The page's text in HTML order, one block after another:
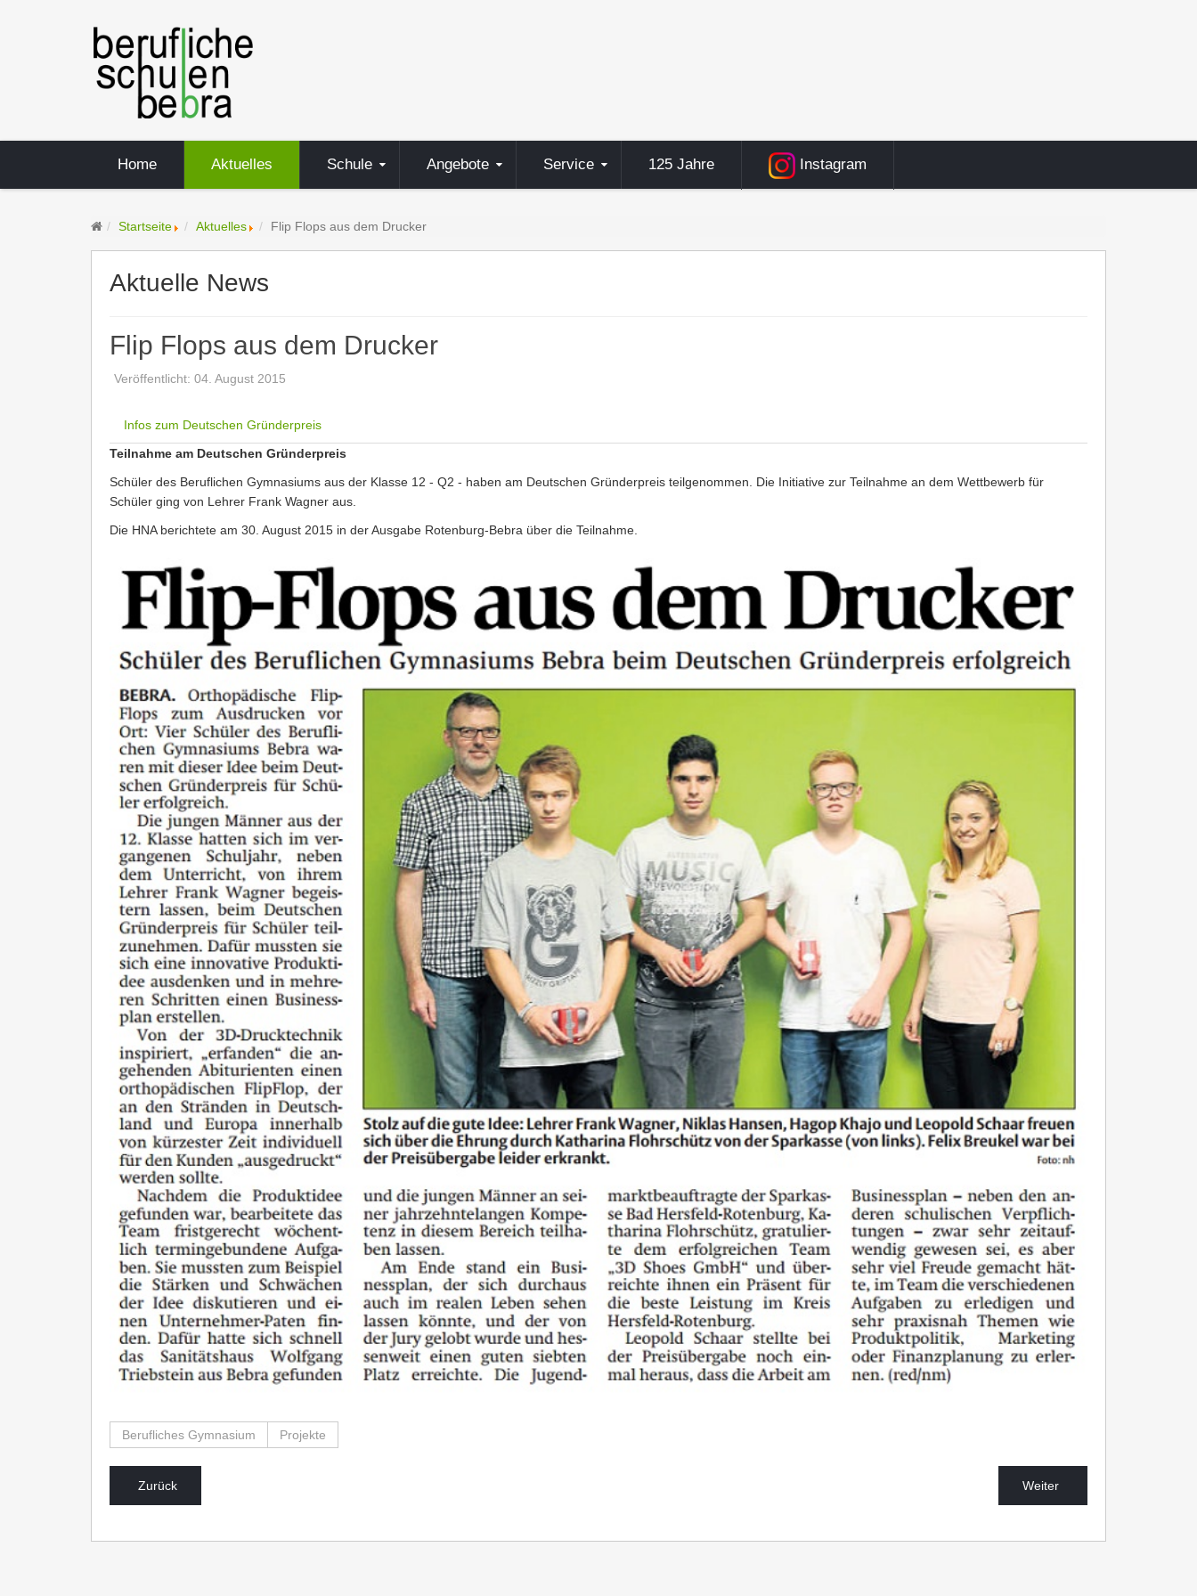
Home Aktuelles Schule Angebote Service 125 Jahre Instagram
Startseite Aktuelles Flip Flops aus dem Drucker
Aktuelle News
Flip Flops aus dem Drucker
Veröffentlicht: 04. August 2015
Infos zum Deutschen Gründerpreis
Teilnahme am Deutschen Gründerpreis
Schüler des Beruflichen Gymnasiums aus der Klasse 12 - Q2 - haben am Deutschen Gründerpreis teilgenommen. Die Initiative zur Teilnahme an dem Wettbewerb für
Schüler ging von Lehrer Frank Wagner aus.
Die HNA berichtete am 30. August 2015 in der Ausgabe Rotenburg-Bebra über die Teilnahme.
Berufliches Gymnasium Projekte
Zurück Weiter